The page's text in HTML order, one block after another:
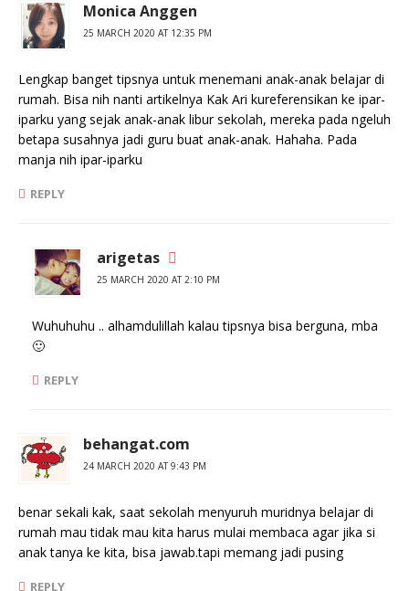
Monica Anggen
25 MARCH 2020 AT 12:35 PM
Lengkap banget tipsnya untuk menemani anak-anak belajar di
rumah. Bisa nih nanti artikelnya Kak Ari kureferensikan ke ipar-
iparku yang sejak anak-anak libur sekolah, mereka pada ngeluh
betapa susahnya jadi guru buat anak-anak. Hahaha. Pada
manja nih ipar-iparku
REPLY
arigetas
25 MARCH 2020 AT 2:10 PM
Wuhuhuhu .. alhamdulillah kalau tipsnya bisa berguna, mba
🙂
REPLY
behangat.com
24 MARCH 2020 AT 9:43 PM
benar sekali kak, saat sekolah menyuruh muridnya belajar di
rumah mau tidak mau kita harus mulai membaca agar jika si
anak tanya ke kita, bisa jawab.tapi memang jadi pusing
REPLY